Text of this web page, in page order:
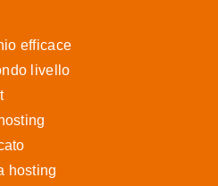
efficace
livello
hosting